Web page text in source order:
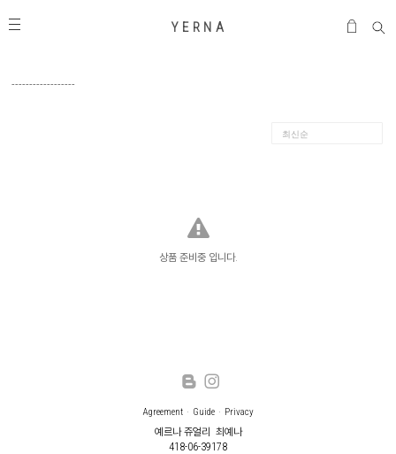
Y E R N A
------------------
상품 준비중 입니다.
Agreement Guide Privacy
예르나 쥬얼리 최예나
418-06-39178